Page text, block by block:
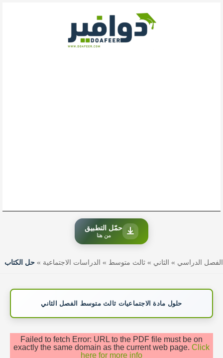
حمّل التطبيق
من هنا
الفصل الدراسي » الثاني » ثالث متوسط » الدراسات الاجتماعية » حل الكتاب
حلول مادة الاجتماعيات ثالث متوسط الفصل الثاني
Failed to fetch Error: URL to the PDF file must be on
exactly the same domain as the current web page. Click
here for more info